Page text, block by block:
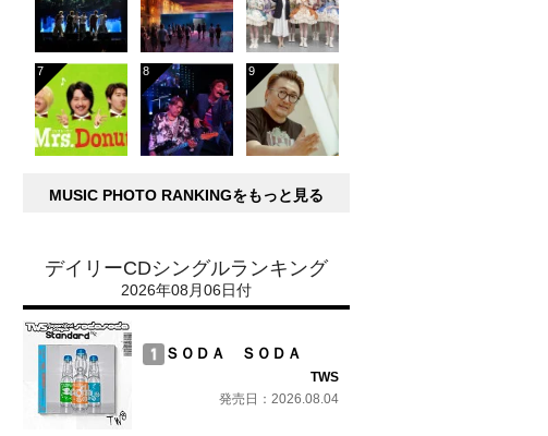
MUSIC PHOTO RANKINGをもっと見る
デイリーCDシングルランキング
2026年08月06日付
ＳＯＤＡ ＳＯＤＡ
TWS
発売日：2026.08.04